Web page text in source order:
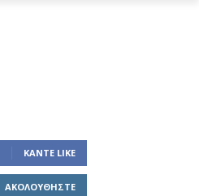
ΚΆΝΤΕ LIKE
ΑΚΟΛΟΥΘΉΣΤΕ